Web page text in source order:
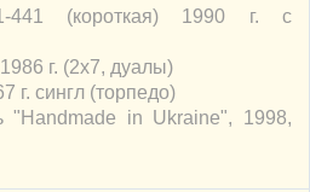
441 (короткая) 1990 г. с
г. (2х7, дуалы)
г. сингл (торпедо)
in Ukraine", 1998,